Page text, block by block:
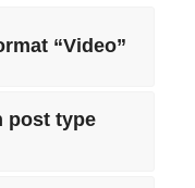
“Video”
post type